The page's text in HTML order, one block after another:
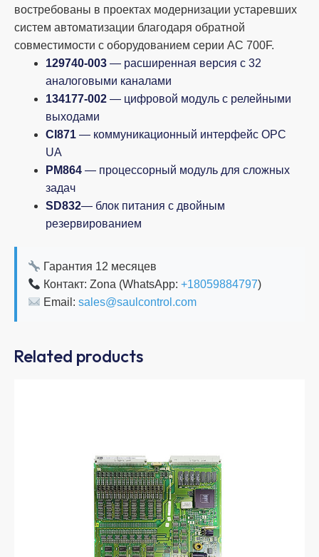
востребованы в проектах модернизации устаревших
систем автоматизации благодаря обратной
совместимости с оборудованием серии AC 700F.
129740-003 — расширенная версия с 32
аналоговыми каналами
134177-002 — цифровой модуль с релейными
выходами
CI871 — коммуникационный интерфейс OPC
UA
PM864 — процессорный модуль для сложных
задач
SD832— блок питания с двойным
резервированием
Гарантия 12 месяцев
Контакт: Zona (WhatsApp:+18059884797)
Email:sales@saulcontrol.com
Related products